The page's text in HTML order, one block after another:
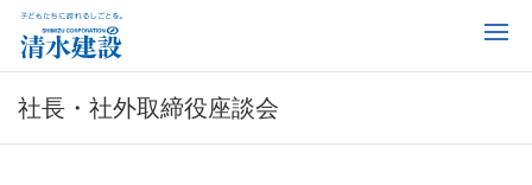
社長・社外取締役座談会